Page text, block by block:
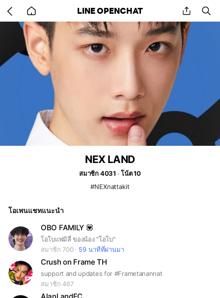
back
to
home
LINE OPENCHAT share
NEX LAND
สมาชิก 4031
โน้ต 10
#NEXnattakit
โอเพนแชทแนะนำ
OBO FAMILY 💟
โอโบแฟมิลี่ ของน้อง "โอโบ"
สมาชิก 700
59 นาทีที่ผ่านมา
Crush on Frame TH
support and updates for #Frametanannat
สมาชิก 467